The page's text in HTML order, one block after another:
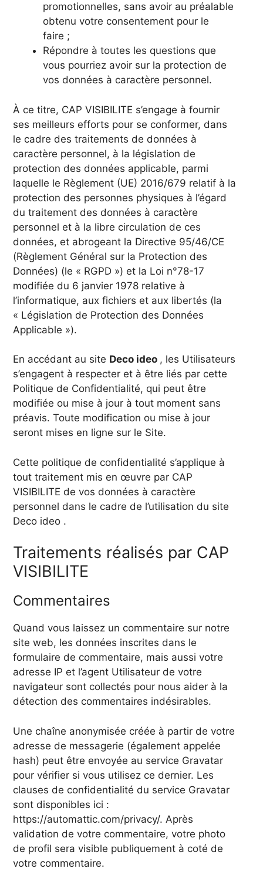
promotionnelles, sans avoir au préalable
obtenu votre consentement pour le
faire ;
Répondre à toutes les questions que
vous pourriez avoir sur la protection de
vos données à caractère personnel.
À ce titre, CAP VISIBILITE s’engage à fournir
ses meilleurs efforts pour se conformer, dans
le cadre des traitements de données à
caractère personnel, à la législation de
protection des données applicable, parmi
laquelle le Règlement (UE) 2016/679 relatif à la
protection des personnes physiques à l’égard
du traitement des données à caractère
personnel et à la libre circulation de ces
données, et abrogeant la Directive 95/46/CE
(Règlement Général sur la Protection des
Données) (le « RGPD ») et la Loi n°78-17
modifiée du 6 janvier 1978 relative à
l’informatique, aux fichiers et aux libertés (la
« Législation de Protection des Données
Applicable »).
En accédant au site Deco ideo , les Utilisateurs
s’engagent à respecter et à être liés par cette
Politique de Confidentialité, qui peut être
modifiée ou mise à jour à tout moment sans
préavis. Toute modification ou mise à jour
seront mises en ligne sur le Site.
Cette politique de confidentialité s’applique à
tout traitement mis en œuvre par CAP
VISIBILITE de vos données à caractère
personnel dans le cadre de l’utilisation du site
Deco ideo .
Traitements réalisés par CAP
VISIBILITE
Commentaires
Quand vous laissez un commentaire sur notre
site web, les données inscrites dans le
formulaire de commentaire, mais aussi votre
adresse IP et l’agent Utilisateur de votre
navigateur sont collectés pour nous aider à la
détection des commentaires indésirables.
Une chaîne anonymisée créée à partir de votre
adresse de messagerie (également appelée
hash) peut être envoyée au service Gravatar
pour vérifier si vous utilisez ce dernier. Les
clauses de confidentialité du service Gravatar
sont disponibles ici :
https://automattic.com/privacy/. Après
validation de votre commentaire, votre photo
de profil sera visible publiquement à coté de
votre commentaire.